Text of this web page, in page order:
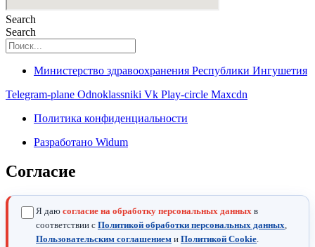
Search
Search
Министерство здравоохранения Республики Ингушетия
Telegram-plane Odnoklassniki Vk Play-circle Maxcdn
Политика конфиденциальности
Разработано Widum
Согласие
Я даю согласие на обработку персональных данных в
соответствии с Политикой обработки персональных данных,
Пользовательским соглашением и Политикой Cookie.